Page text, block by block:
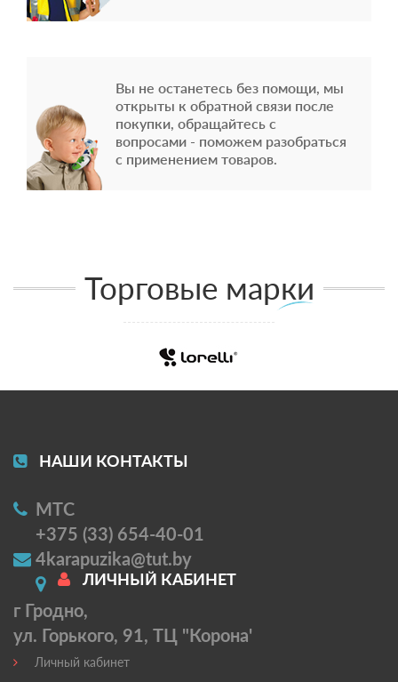
Вы не останетесь без помощи, мы
открыты к обратной связи после
покупки, обращайтесь с
вопросами - поможем разобраться
с применением товаров.
Торговые марки
НАШИ КОНТАКТЫ
МТС
+375 (33) 654-40-01
4karapuzika@tut.by
г Гродно,
ул. Горького, 91, ТЦ "Корона'
ЛИЧНЫЙ КАБИНЕТ
Личный кабинет